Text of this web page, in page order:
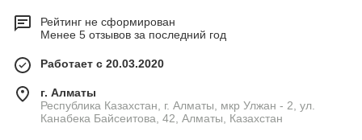
Рейтинг не сформирован
Менее 5 отзывов за последний год
Работает с 20.03.2020
г. Алматы
Республика Казахстан, г. Алматы, мкр Улжан - 2, ул.
Канабека Байсеитова, 42, Алматы, Казахстан